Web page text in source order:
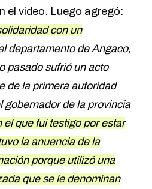
el video. Luego agregó:
con un
departamento de Angaco,
pasado sufrió un acto
de la primera autoridad
gobernador de la provincia
el que fui testigo por estar
la anuencia de la
porque utilizó una
que se le denominan